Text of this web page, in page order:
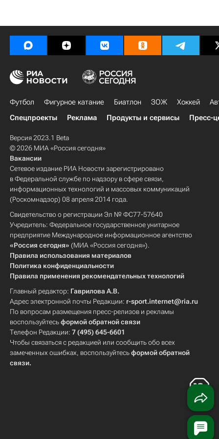
Футбол Фигурное катание Биатлон ЗОЖ Хоккей
Спецпроекты
Реклама Продукты и сервисы Пресс-
Версия 2023.1 Beta
© 2026 МИА «Россия сегодня»
Вакансии
Сетевое издание РИА Новости зарегистрировано
в Федеральной службе по надзору в сфере связи,
информационных технологий и массовых коммуникаций
(Роскомнадзор) 08 апреля 2014 года.
Свидетельство о регистрации Эл № ФС77-57640
Учредитель: Федеральное государственное унитарное
предприятие Международное информационное агентство
«Россия сегодня» (МИА «Россия сегодня»).
Правила использования материалов
Политика конфиденциальности
Правила применения рекомендательных технологий
Главный редактор: Гаврилова А.В.
Адрес электронной почты Редакции: r-sport.internet@ria.ru
По вопросам размещения пресс-релизов и рекламы
воспользуйтесьформой обратной связи
Телефон Редакции: 7 (495) 645-6601
Чтобы связаться с редакцией или сообщить обо всех
замеченных ошибках, воспользуйтесьформой обратной
связи.